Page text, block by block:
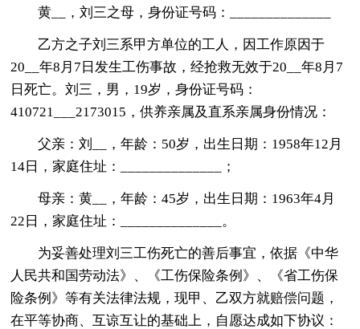
黄__，刘三之母，身份证号码：______________
乙方之子刘三系甲方单位的工人，因工作原因于
20__年8月7日发生工伤事故，经抢救无效于20__年8月7
日死亡。刘三，男，19岁，身份证号码：
410721___2173015，供养亲属及直系亲属身份情况：
父亲：刘__，年龄：50岁，出生日期：1958年12月
14日，家庭住址：______________；
母亲：黄__，年龄：45岁，出生日期：1963年4月
22日，家庭住址：______________。
为妥善处理刘三工伤死亡的善后事宜，依据《中华
人民共和国劳动法》、《工伤保险条例》、《省工伤保
险条例》等有关法律法规，现甲、乙双方就赔偿问题，
在平等协商、互谅互让的基础上，自愿达成如下协议：